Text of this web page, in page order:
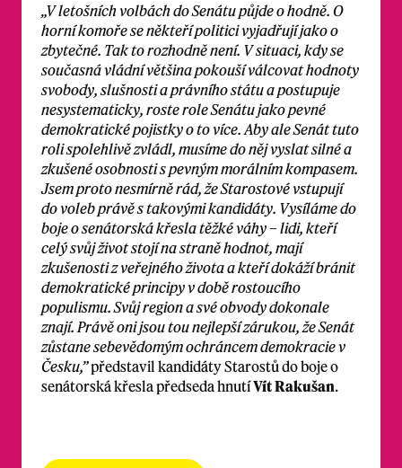
„V letošních volbách do Senátu půjde o hodně. O
horní komoře se někteří politici vyjadřují jako o
zbytečné. Tak to rozhodně není. V situaci, kdy se
současná vládní většina pokouší válcovat hodnoty
svobody, slušnosti a právního státu a postupuje
nesystematicky, roste role Senátu jako pevné
demokratické pojistky o to více. Aby ale Senát tuto
roli spolehlivě zvládl, musíme do něj vyslat silné a
zkušené osobnosti s pevným morálním kompasem.
Jsem proto nesmírně rád, že Starostové vstupují
do voleb právě s takovými kandidáty. Vysíláme do
boje o senátorská křesla těžké váhy – lidi, kteří
celý svůj život stojí na straně hodnot, mají
zkušenosti z veřejného života a kteří dokáží bránit
demokratické principy v době rostoucího
populismu. Svůj region a své obvody dokonale
znají. Právě oni jsou tou nejlepší zárukou, že Senát
zůstane sebevědomým ochráncem demokracie v
Česku,”představil kandidáty Starostů do boje o
senátorská křesla předseda hnutíVít Rakušan.